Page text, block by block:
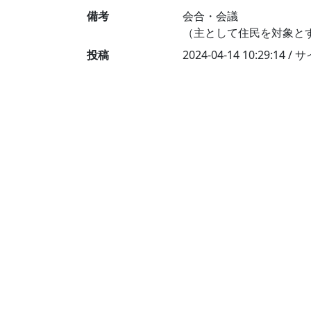
備考
会合・会議
（主として住民を対象と
投稿
2024-04-14 10:29:14 / サ